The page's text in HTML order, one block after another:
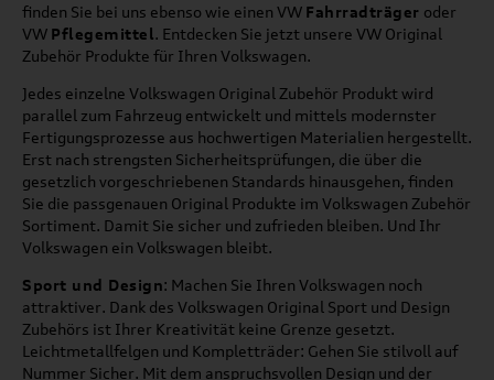
finden Sie bei uns ebenso wie einen VW Fahrradträger oder
VW Pflegemittel. Entdecken Sie jetzt unsere VW Original
Zubehör Produkte für Ihren Volkswagen.
Jedes einzelne Volkswagen Original Zubehör Produkt wird
parallel zum Fahrzeug entwickelt und mittels modernster
Fertigungsprozesse aus hochwertigen Materialien hergestellt.
Erst nach strengsten Sicherheitsprüfungen, die über die
gesetzlich vorgeschriebenen Standards hinausgehen, finden
Sie die passgenauen Original Produkte im Volkswagen Zubehör
Sortiment. Damit Sie sicher und zufrieden bleiben. Und Ihr
Volkswagen ein Volkswagen bleibt.
Sport und Design: Machen Sie Ihren Volkswagen noch
attraktiver. Dank des Volkswagen Original Sport und Design
Zubehörs ist Ihrer Kreativität keine Grenze gesetzt.
Leichtmetallfelgen und Kompletträder: Gehen Sie stilvoll auf
Nummer Sicher. Mit dem anspruchsvollen Design und der